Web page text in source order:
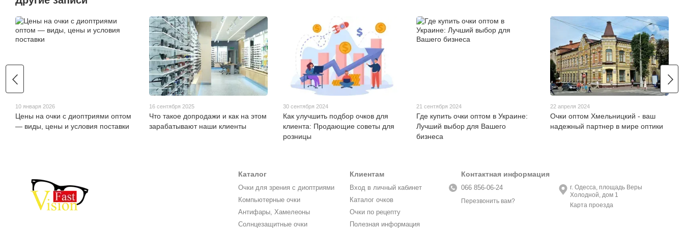
10 января 2026
Цены на очки с диоптриями оптом
— виды, цены и условия поставки
16 сентября 2025
Что такое допродажи и как на этом
зарабатывают наши клиенты
30 сентября 2024
Как улучшить подбор очков для
клиента: Продающие советы для
розницы
21 сентября 2024
Где купить очки оптом в Украине:
Лучший выбор для Вашего
бизнеса
22 апреля 2024
Очки оптом Хмельницкий - ваш
надежный партнер в мире оптики
Каталог
Очки для зрения с диоптриями
Компьютерные очки
Антифары, Хамелеоны
Солнцезащитные очки
Клиентам
Вход в личный кабинет
Каталог очков
Очки по рецепту
Полезная информация
Контактная информация
066 856-06-24
Перезвонить вам?
г. Одесса, площадь Веры
Холодной, дом 1
Карта проезда